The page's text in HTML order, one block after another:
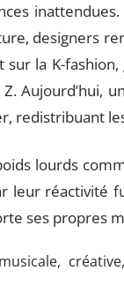
inattendues.
designers
la K-fashion,
Aujourd’hui,
redistribuant
lourds
réactivité
ses propres